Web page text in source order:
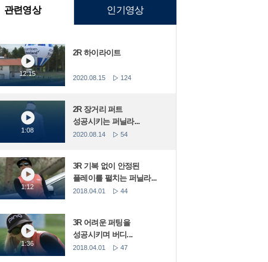
관련영상 인기영상
12:15
2R 하이라이트
2020.08.15 124
1:08
2R 장거리 퍼트
성공시키는 퍼닐라...
2020.08.14 54
1:12
3R 기복 없이 안정된
플레이를 펼치는 퍼닐라...
2018.04.01 44
1:36
3R 어려운 퍼팅을
성공시키며 버디...
2018.04.01 47